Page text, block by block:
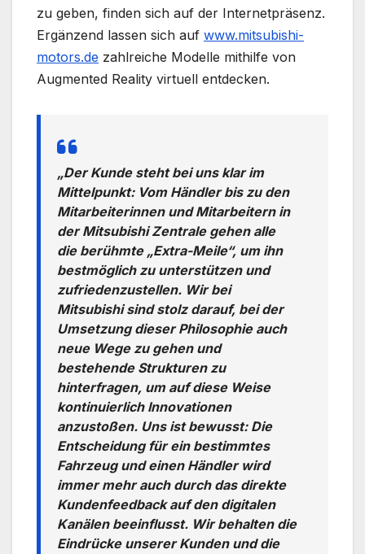
zu geben, finden sich auf der Internetpräsenz.
Ergänzend lassen sich auf www.mitsubishi-
motors.de zahlreiche Modelle mithilfe von
Augmented Reality virtuell entdecken.
„Der Kunde steht bei uns klar im
Mittelpunkt: Vom Händler bis zu den
Mitarbeiterinnen und Mitarbeitern in
der Mitsubishi Zentrale gehen alle
die berühmte „Extra-Meile“, um ihn
bestmöglich zu unterstützen und
zufriedenzustellen. Wir bei
Mitsubishi sind stolz darauf, bei der
Umsetzung dieser Philosophie auch
neue Wege zu gehen und
bestehende Strukturen zu
hinterfragen, um auf diese Weise
kontinuierlich Innovationen
anzustoßen. Uns ist bewusst: Die
Entscheidung für ein bestimmtes
Fahrzeug und einen Händler wird
immer mehr auch durch das direkte
Kundenfeedback auf den digitalen
Kanälen beeinflusst. Wir behalten die
Eindrücke unserer Kunden und die